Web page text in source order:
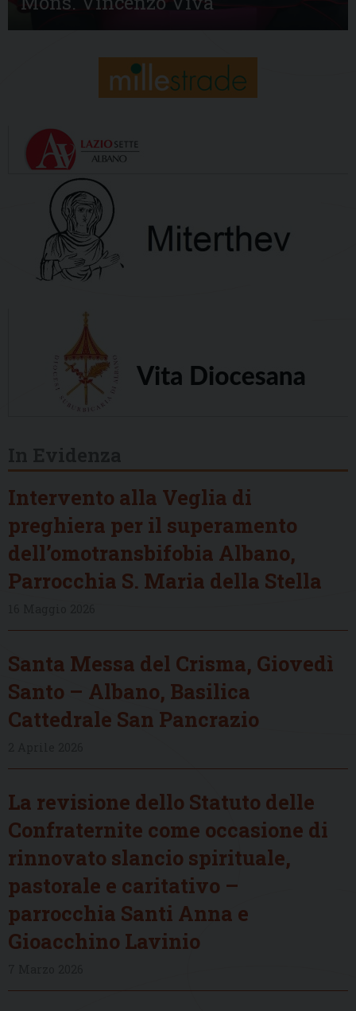
Intervento alla Veglia di
preghiera per il superamento
dell’omotransbifobia Albano,
Parrocchia S. Maria della Stella
Santa Messa del Crisma, Giovedì
Santo – Albano, Basilica
Cattedrale San Pancrazio
La revisione dello Statuto delle
Confraternite come occasione di
rinnovato slancio spirituale,
pastorale e caritativo –
parrocchia Santi Anna e
Gioacchino Lavinio